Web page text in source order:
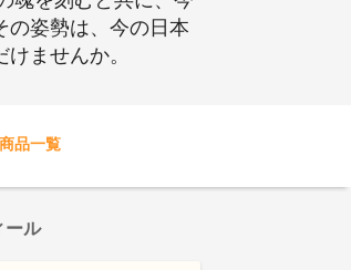
の姿勢は、今の日本
ませんか。
商品一覧
ール